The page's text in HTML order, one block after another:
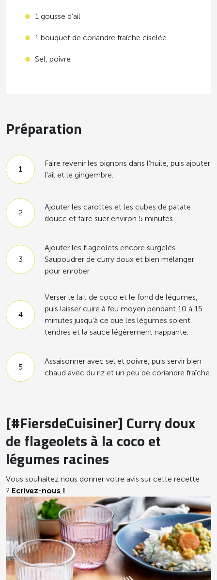
1 gousse d’ail
1 bouquet de coriandre fraîche ciselée
Sel, poivre
Préparation
Faire revenir les oignons dans l’huile, puis ajouter
l’ail et le gingembre.
Ajouter les carottes et les cubes de patate
douce et faire suer environ 5 minutes.
Ajouter les flageolets encore surgelés.
Saupoudrer de curry doux et bien mélanger
pour enrober.
Verser le lait de coco et le fond de légumes,
puis laisser cuire à feu moyen pendant 10 à 15
minutes jusqu’à ce que les légumes soient
tendres et la sauce légèrement nappante.
Assaisonner avec sel et poivre, puis servir bien
chaud avec du riz et un peu de coriandre fraîche.
[#FiersdeCuisiner] Curry doux
de flageolets à la coco et
légumes racines
Vous souhaitez nous donner votre avis sur cette recette
? Ecrivez-nous !